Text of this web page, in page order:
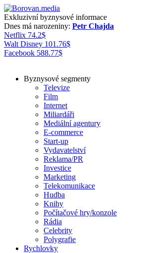
Exkluzivní byznysové informace
Dnes má narozeniny: Petr Chajda
Netflix 74.2$
Walt Disney 101.76$
Facebook 588.77$
Byznysové segmenty
Televize
Film
Internet
Miliardáři
Mediální agentury
E-commerce
Start-up
Vydavatelství
Reklama/PR
Investice
Marketing
Telekomunikace
Hudba
Knihy
Počítačové hry/konzole
Rádia
Celebrity
Polygrafie
Rychlovky